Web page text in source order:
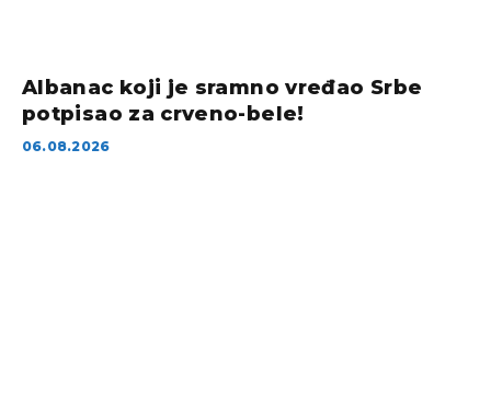
Albanac koji je sramno vređao Srbe
potpisao za crveno-bele!
06.08.2026